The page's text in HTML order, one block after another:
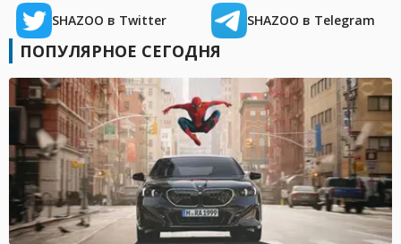
SHAZOO в Twitter SHAZOO в Telegram
ПОПУЛЯРНОЕ СЕГОДНЯ